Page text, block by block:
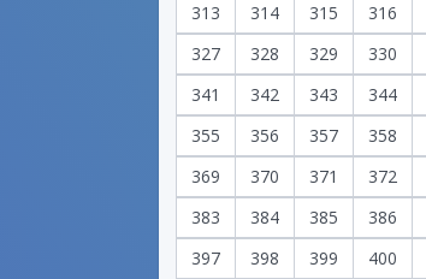
313
314 315 316
327
328 329 330
341
342 343 344
355
356 357 358
369
370 371 372
383
384 385 386
397
398 399 400